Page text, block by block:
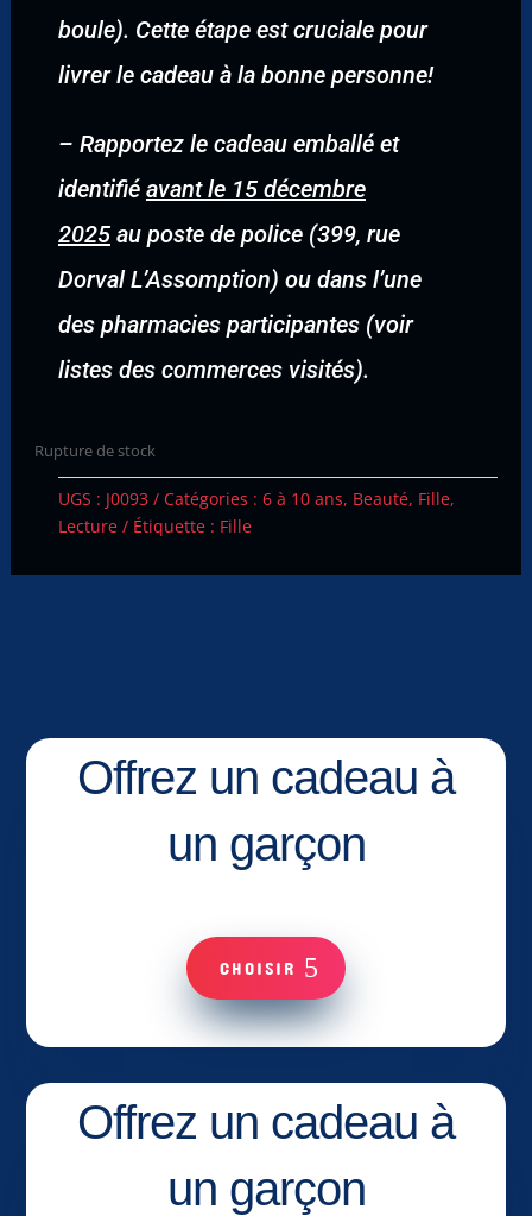
boule). Cette étape est cruciale pour
livrer le cadeau à la bonne personne!
– Rapportez le cadeau emballé et
identifié avant le 15 décembre
2025au poste de police (399, rue
Dorval L’Assomption) ou dans l’une
des pharmacies participantes (voir
listes des commerces visités).
Rupture de stock
UGS : J0093 Catégories : 6 à 10 ans, Beauté, Fille,
Lecture
Étiquette : Fille
Offrez un cadeau à
un garçon
CHOISIR
Offrez un cadeau à
un garçon